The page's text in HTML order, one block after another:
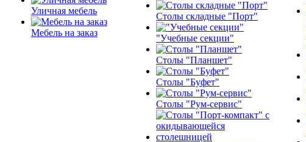
Уличная мебель
Мебель на заказ
Столы складные "Порт"
"Учебные секции"
Столы "Планшет"
Столы "Буфет"
Столы "Рум-сервис"